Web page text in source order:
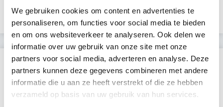
We gebruiken cookies om content en advertenties te
personaliseren, om functies voor social media te bieden
en om ons websiteverkeer te analyseren. Ook delen we
informatie over uw gebruik van onze site met onze
partners voor social media, adverteren en analyse. Deze
partners kunnen deze gegevens combineren met andere
informatie die u aan ze heeft verstrekt of die ze hebben
verzameld op basis van uw gebruik van hun services.
Activiteit op Oppasland
Laatste activiteit 21-07-2025